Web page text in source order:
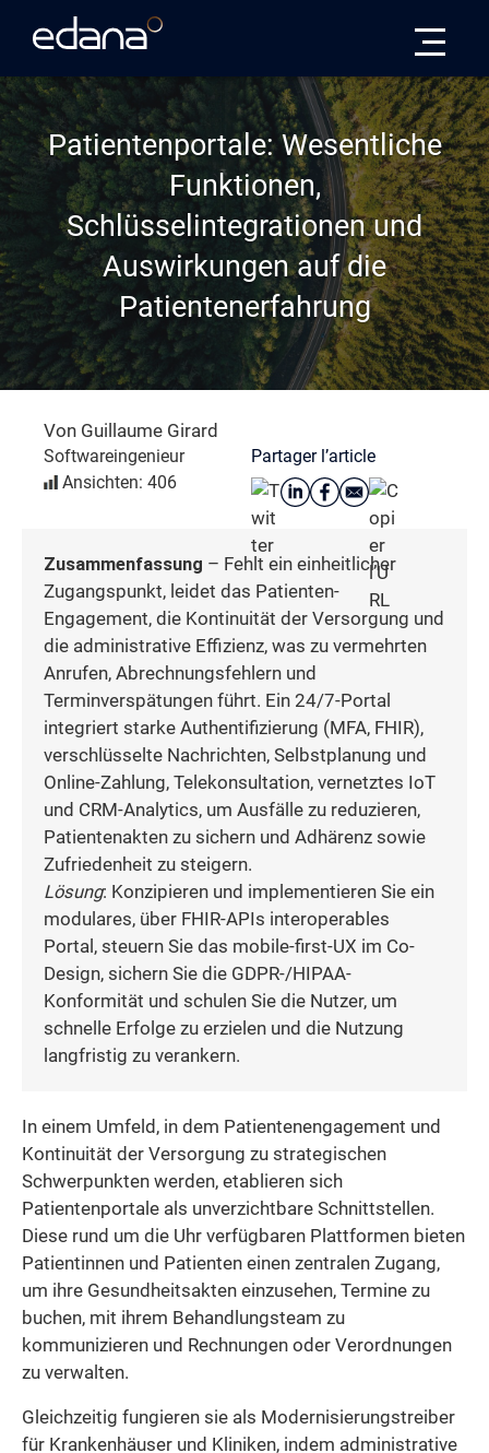
Patientenportale: Wesentliche
Funktionen,
Schlüsselintegrationen und
Auswirkungen auf die
Patientenerfahrung
Von Guillaume Girard
Softwareingenieur
Ansichten: 406
Partager l’article
Zusammenfassung – Fehlt ein einheitlicher
Zugangspunkt, leidet das Patienten-
Engagement, die Kontinuität der Versorgung und
die administrative Effizienz, was zu vermehrten
Anrufen, Abrechnungsfehlern und
Terminverspätungen führt. Ein 24/7-Portal
integriert starke Authentifizierung (MFA, FHIR),
verschlüsselte Nachrichten, Selbstplanung und
Online-Zahlung, Telekonsultation, vernetztes IoT
und CRM-Analytics, um Ausfälle zu reduzieren,
Patientenakten zu sichern und Adhärenz sowie
Zufriedenheit zu steigern.
Lösung: Konzipieren und implementieren Sie ein
modulares, über FHIR-APIs interoperables
Portal, steuern Sie das mobile-first-UX im Co-
Design, sichern Sie die GDPR-/HIPAA-
Konformität und schulen Sie die Nutzer, um
schnelle Erfolge zu erzielen und die Nutzung
langfristig zu verankern.
In einem Umfeld, in dem Patienten­engagement und
Kontinuität der Versorgung zu strategischen
Schwerpunkten werden, etablieren sich
Patientenportale als unverzichtbare Schnittstellen.
Diese rund um die Uhr verfügbaren Plattformen bieten
Patientinnen und Patienten einen zentralen Zugang,
um ihre Gesundheitsakten einzusehen, Termine zu
buchen, mit ihrem Behandlungsteam zu
kommunizieren und Rechnungen oder Verordnungen
zu verwalten.
Gleichzeitig fungieren sie als Modernisierungstreiber
für Krankenhäuser und Kliniken, indem administrative